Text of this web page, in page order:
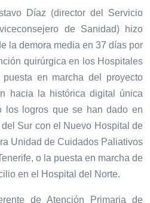
Díaz (director del Servicio
de Sanidad) hizo
la demora media en 37 días por
quirúrgica en los Hospitales
en marcha del proyecto
hacia la histórica digital única
los logros que se han dado en
Sur con el Nuevo Hospital de
Unidad de Cuidados Paliativos
o la puesta en marcha de
en el Hospital del Norte.
de Atención Primaria de